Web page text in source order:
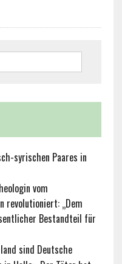
syrischen Paares in
vom
revolutioniert: „Dem
Bestandteil für
sind Deutsche